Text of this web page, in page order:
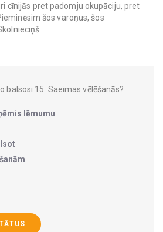
cīnijās pret padomju okupāciju, pret
šos varoņus, šos
balsosi 15. Saeimas vēlēšanās?
lēmumu